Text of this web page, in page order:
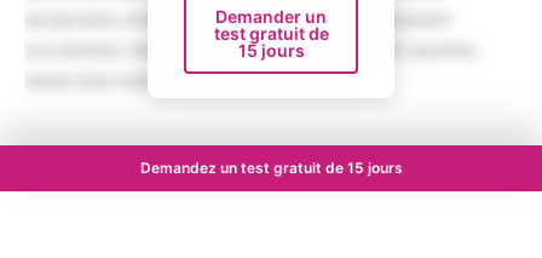
perspiciatis unde omnis iste natus error sit voluptatem
accusantium doloremque laudantium, totam rem aperiam,
eaque ipsa quae ab illo inventore veritatis.
Demander un
test gratuit de
15 jours
Demandez un test gratuit de 15 jours